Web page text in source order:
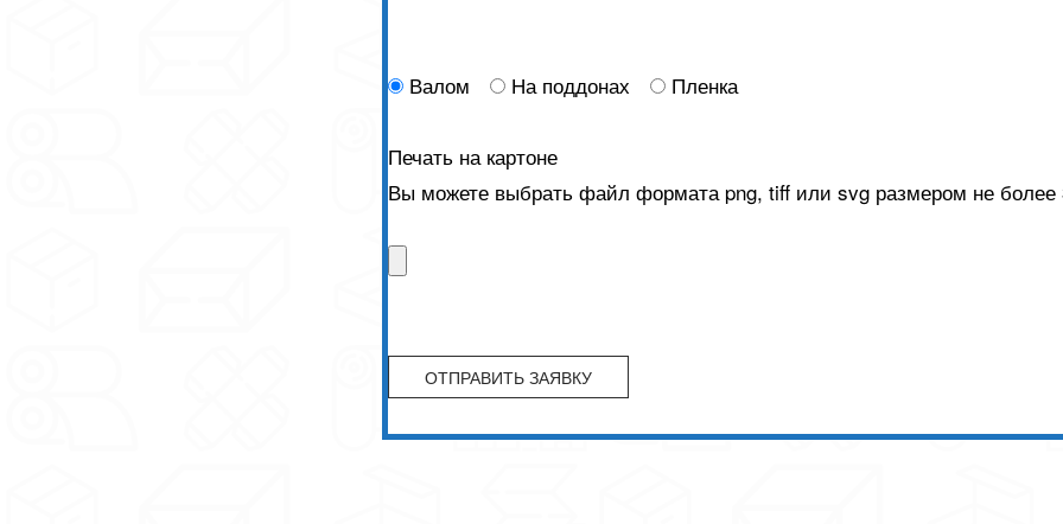
Валом На поддонах Пленка
Печать на картоне
Вы можете выбрать файл формата png, tiff или svg размером не